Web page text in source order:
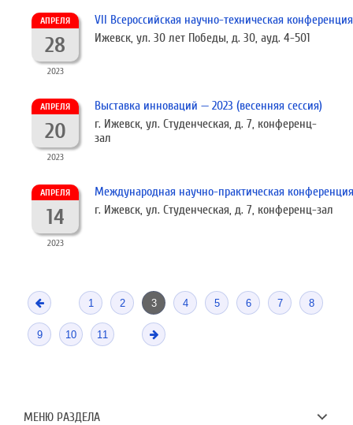
АПРЕЛЯ
28
2023
VII Всероссийская научно-техническая
Ижевск, ул. 30 лет Победы, д. 30, ауд. 4-501
АПРЕЛЯ
20
2023
Выставка инноваций — 2023 (весенняя сессия)
г. Ижевск, ул. Студенческая, д. 7, конференц-
зал
АПРЕЛЯ
14
2023
Международная научно-практическая
г. Ижевск, ул. Студенческая, д. 7, конференц-зал
1 2 3 4 5 6 7 8
9 10 11
МЕНЮ РАЗДЕЛА